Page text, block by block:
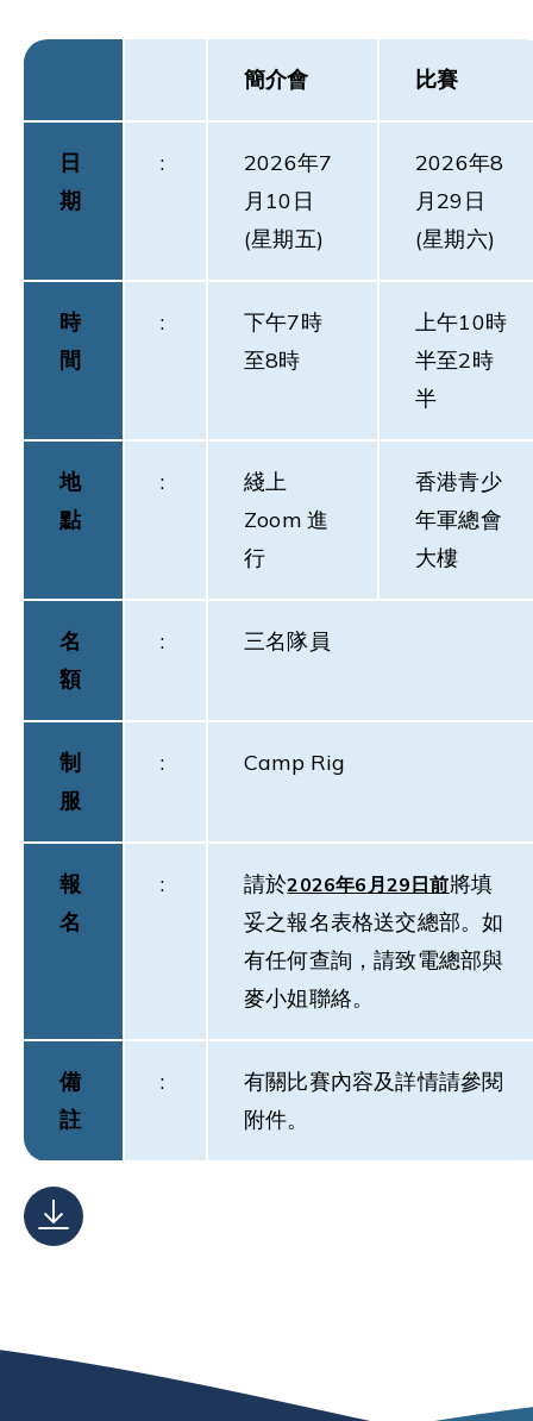
簡介會 比賽
日
期
:
2026年7
月10日
(星期五)
2026年8
月29日
(星期六)
時
間
:
下午7時
至8時
上午10時
半至2時
半
地
點
:
綫上
Zoom 進
行
香港青少
年軍總會
大樓
名
額
: 三名隊員
制
服
: Camp Rig
報
名
: 請於2026年6 月 29 日前將填
妥之報名表格送交總部。如
有任何查詢，請致電總部與
麥小姐聯絡。
備
註
:
有關比賽內容及詳情請參閱
附件。